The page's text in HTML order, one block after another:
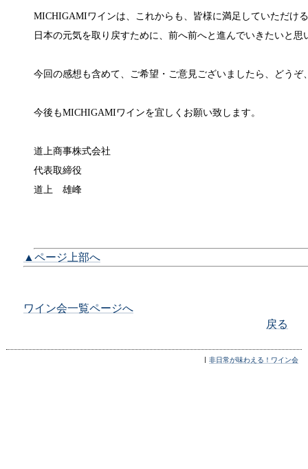
MICHIGAMIワインは、これからも、皆様に満足していただけ
日本の元気を取り戻すために、前へ前へと進んでいきたいと思
今回の感想も含めて、ご希望・ご意見ございましたら、どうぞ
今後もMICHIGAMIワインを宜しくお願い致します。
道上商事株式会社
代表取締役
道上 雄峰
▲ページ上部へ
ワイン会一覧ページへ
戻る
非日常が味わえる！ワイン会